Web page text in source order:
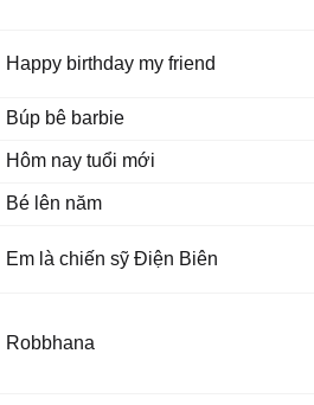
Happy birthday my friend
Búp bê barbie
Hôm nay tuổi mới
Bé lên năm
Em là chiến sỹ Điện Biên
Robbhana